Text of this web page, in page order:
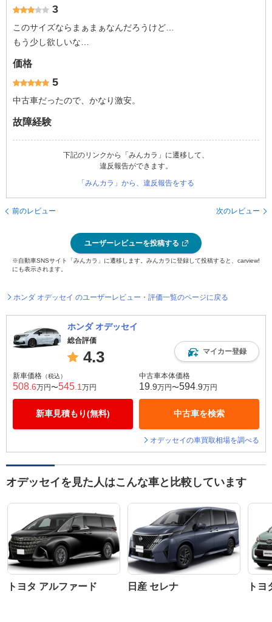
3
このサイズならまぁまぁなんだろうけど…
もう少し欲しいな…
価格
5
中古車だったので、かなり激安。
故障経験
下記のリンクから「みんカラ」に遷移して、
違反報告ができます。
「みんカラ」から、違反報告をする
前のレビュー 次のレビュー
ユーザーレビューを投稿する
※自動車SNSサイト「みんカラ」に遷移します。みんカラに登録して投稿すると、carview!
にも表示されます。
ホンダ オデッセイ のユーザーレビュー・評価一覧のページに戻る
ホンダ オデッセイ
総合評価
4.3 マイカー登録
新車価格 （税込）
508 .6万円〜545 .1 万円
新車見積もり(無料)
中古車本体価格
19 .9万円〜594 .9万円
中古車を検索
オデッセイの車買取相場を調べる
オデッセイを見た人はこんな車と比較しています
トヨタ アルファード 日産 セレナ ト